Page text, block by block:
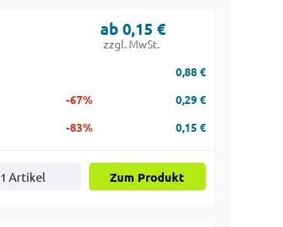
ab 0,15 €
zzgl. MwSt.
0,88 €
-67% 0,29 €
-83% 0,15 €
1 Artikel Zum Produkt